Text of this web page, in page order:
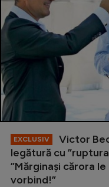
EXCLUSIV
Victor
legătură cu
”Mărginași cărora
vorbind!”